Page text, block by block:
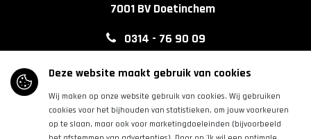
7001 BV Doetinchem
0314 - 76 90 09
info@lkkrdoetinchem.nl
Volg ons
Deze website maakt gebruik van cookies
Wij maken op onze website gebruik van cookies. Wij gebruiken
cookies voor het bijhouden van statistieken, om jouw voorkeuren
op te slaan, maar ook voor marketingdoeleinden (bijvoorbeeld